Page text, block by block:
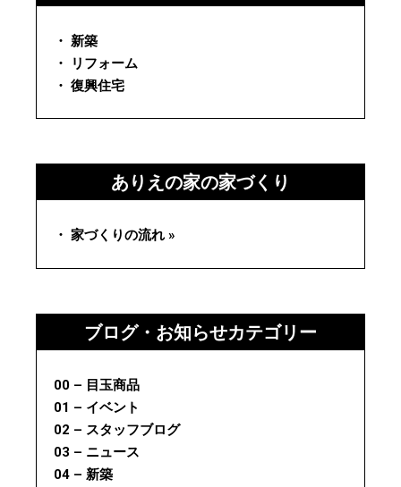
・ 新築
・ リフォーム
・ 復興住宅
ありえの家の家づくり
・ 家づくりの流れ »
ブログ・お知らせカテゴリー
00 – 目玉商品
01 – イベント
02 – スタッフブログ
03 – ニュース
04 – 新築